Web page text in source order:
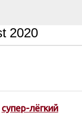
2020
супер-лёгкий